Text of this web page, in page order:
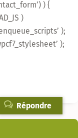
) {
)
);
);
Répondre